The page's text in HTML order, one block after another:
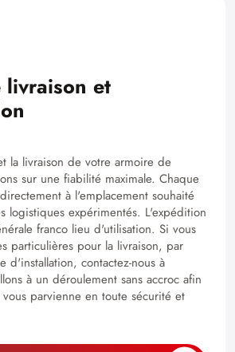
livraison et
la livraison de votre armoire de
sur une fiabilité maximale. Chaque
à l'emplacement souhaité
logistiques expérimentés. L'expédition
franco lieu d'utilisation. Si vous
particulières pour la livraison, par
d'installation, contactez-nous à
à un déroulement sans accroc afin
parvienne en toute sécurité et